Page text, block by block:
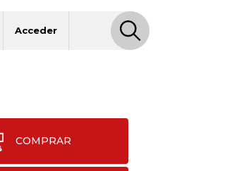
Acceder
COMPRAR